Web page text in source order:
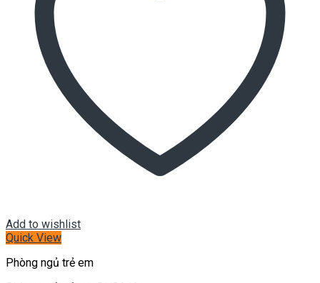
Add to wishlist
Quick View
Phòng ngủ trẻ em